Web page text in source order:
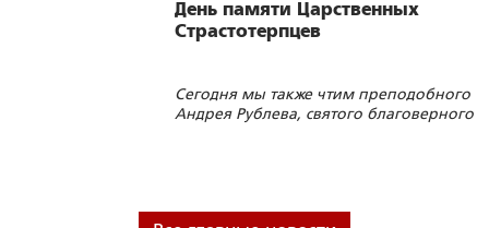
День памяти Царственных
Страстотерпцев
Сегодня мы также чтим преподобного
Андрея Рублева, святого благоверного